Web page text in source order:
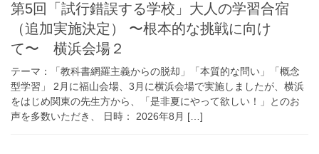
第5回「試行錯誤する学校」大人の学習合宿
（追加実施決定） 〜根本的な挑戦に向け
て〜 横浜会場２
テーマ：「教科書網羅主義からの脱却」「本質的な問い」「概念
型学習」 2月に福山会場、3月に横浜会場で実施しましたが、横浜
をはじめ関東の先生方から、「是非夏にやって欲しい！」とのお
声を多数いただき、 日時： 2026年8月 […]